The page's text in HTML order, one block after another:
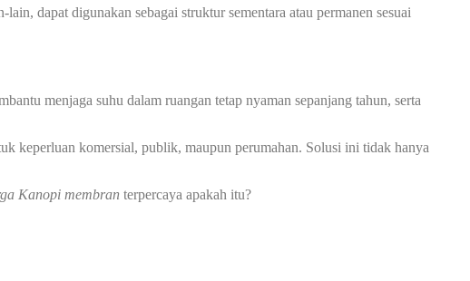
dapat digunakan sebagai struktur sementara atau permanen sesuai
menjaga suhu dalam ruangan tetap nyaman sepanjang tahun, serta
keperluan komersial, publik, maupun perumahan. Solusi ini tidak hanya
Kanopi membran terpercaya apakah itu?